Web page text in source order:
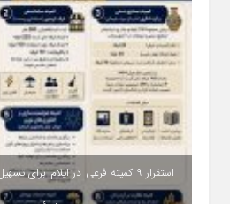
استقرار ۹ کمیته فرعی در ایلام